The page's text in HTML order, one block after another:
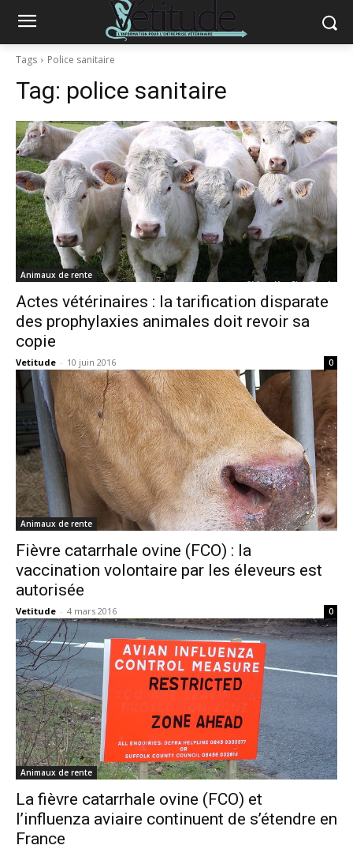
Tags Police sanitaire
Tag: police sanitaire
Animaux de rente
Actes vétérinaires : la tarification disparate
des prophylaxies animales doit revoir sa
copie
Vetitude - 10 juin 2016 0
Animaux de rente
Fièvre catarrhale ovine (FCO) : la
vaccination volontaire par les éleveurs est
autorisée
Vetitude - 4 mars 2016 0
Animaux de rente
La fièvre catarrhale ovine (FCO) et
l’influenza aviaire continuent de s’étendre en
France